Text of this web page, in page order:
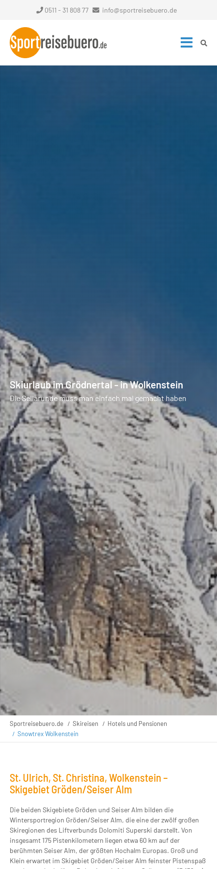
0511 - 31 808 77 info@sportreisebuero.de
Skiurlaub im Grödnertal - in Wolkenstein
Die Sellarunde muss man einfach mal gemacht haben
Sportreisebuero.de Skireisen
Hotels und Pensionen
Snowtrex Wolkenstein
St. Ulrich, St. Christina, Wolkenstein –
Skigebiet Gröden/Seiser Alm
Die beiden Skigebiete Gröden und Seiser Alm bilden die
Wintersportregion Gröden/Seiser Alm, die eine der zwölf großen
Skiregionen des Liftverbunds Dolomiti Superski darstellt. Von
insgesamt 175 Pistenkilometern liegen etwa 60 km auf der
berühmten Seiser Alm, der größten Hochalm Europas. Groß und
Klein erwartet im Skigebiet Gröden/Seiser Alm feinster Pistenspaß